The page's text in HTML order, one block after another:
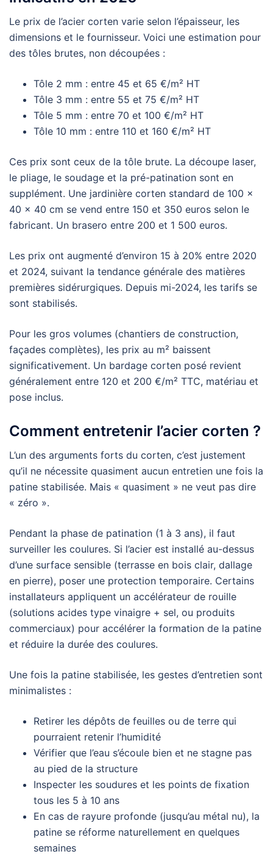
Le prix de l’acier corten varie selon l’épaisseur, les
dimensions et le fournisseur. Voici une estimation pour
des tôles brutes, non découpées :
Tôle 2 mm : entre 45 et 65 €/m² HT
Tôle 3 mm : entre 55 et 75 €/m² HT
Tôle 5 mm : entre 70 et 100 €/m² HT
Tôle 10 mm : entre 110 et 160 €/m² HT
Ces prix sont ceux de la tôle brute. La découpe laser,
le pliage, le soudage et la pré-patination sont en
supplément. Une jardinière corten standard de 100 x
40 x 40 cm se vend entre 150 et 350 euros selon le
fabricant. Un brasero entre 200 et 1 500 euros.
Les prix ont augmenté d’environ 15 à 20% entre 2020
et 2024, suivant la tendance générale des matières
premières sidérurgiques. Depuis mi-2024, les tarifs se
sont stabilisés.
Pour les gros volumes (chantiers de construction,
façades complètes), les prix au m² baissent
significativement. Un bardage corten posé revient
généralement entre 120 et 200 €/m² TTC, matériau et
pose inclus.
Comment entretenir l’acier corten ?
L’un des arguments forts du corten, c’est justement
qu’il ne nécessite quasiment aucun entretien une fois la
patine stabilisée. Mais « quasiment » ne veut pas dire
« zéro ».
Pendant la phase de patination (1 à 3 ans), il faut
surveiller les coulures. Si l’acier est installé au-dessus
d’une surface sensible (terrasse en bois clair, dallage
en pierre), poser une protection temporaire. Certains
installateurs appliquent un accélérateur de rouille
(solutions acides type vinaigre + sel, ou produits
commerciaux) pour accélérer la formation de la patine
et réduire la durée des coulures.
Une fois la patine stabilisée, les gestes d’entretien sont
minimalistes :
Retirer les dépôts de feuilles ou de terre qui
pourraient retenir l’humidité
Vérifier que l’eau s’écoule bien et ne stagne pas
au pied de la structure
Inspecter les soudures et les points de fixation
tous les 5 à 10 ans
En cas de rayure profonde (jusqu’au métal nu), la
patine se réforme naturellement en quelques
semaines